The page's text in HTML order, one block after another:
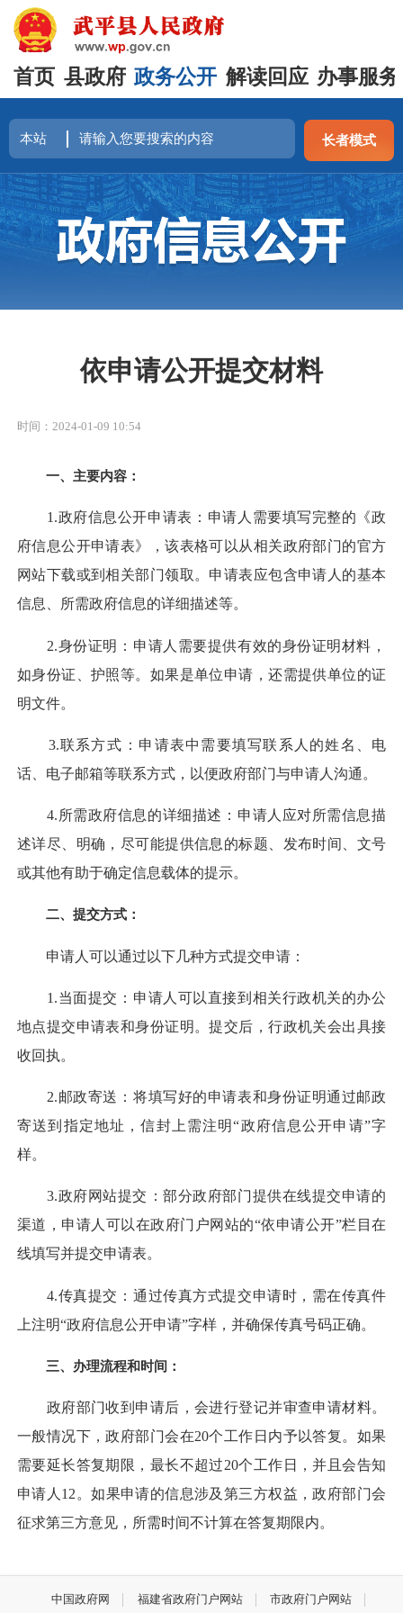
首页 县政府 政务公开 解读回应 办事服务
长者模式
依申请公开提交材料
时间：2024-01-09 10:54
一、‌主要内容：
1.‌政府信息公开申请表‌：申请人需要填写完整的《政
府信息公开申请表》，该表格可以从相关政府部门的官方
网站下载或到相关部门领取。申请表应包含申请人的基本
信息、所需政府信息的详细描述等‌。
2.‌身份证明‌：申请人需要提供有效的身份证明材料，
如身份证、护照等。如果是单位申请，还需提供单位的证
明文件‌。
3.‌联系方式‌：申请表中需要填写联系人的姓名、电
话、电子邮箱等联系方式，以便政府部门与申请人沟通‌。
4.‌所需政府信息的详细描述‌：申请人应对所需信息描
述详尽、明确，尽可能提供信息的标题、发布时间、文号
或其他有助于确定信息载体的提示‌。
二、提交方式：
申请人可以通过以下几种方式提交申请：
1.‌当面提交‌：申请人可以直接到相关行政机关的办公
地点提交申请表和身份证明。提交后，行政机关会出具接
收回执‌。
2.‌邮政寄送‌：将填写好的申请表和身份证明通过邮政
寄送到指定地址，信封上需注明“政府信息公开申请”字
样‌。
3.‌政府网站提交‌：部分政府部门提供在线提交申请的
渠道，申请人可以在政府门户网站的“依申请公开”栏目在
线填写并提交申请表‌。
4.‌传真提交‌：通过传真方式提交申请时，需在传真件
上注明“政府信息公开申请”字样，并确保传真号码正确‌。
三、办理流程和时间：
政府部门收到申请后，会进行登记并审查申请材料。
一般情况下，政府部门会在20个工作日内予以答复。如果
需要延长答复期限，最长不超过20个工作日，并且会告知
申请人‌12。如果申请的信息涉及第三方权益，政府部门会
征求第三方意见，所需时间不计算在答复期限内。‌
中国政府网 福建省政府门户网站
市政府门户网站